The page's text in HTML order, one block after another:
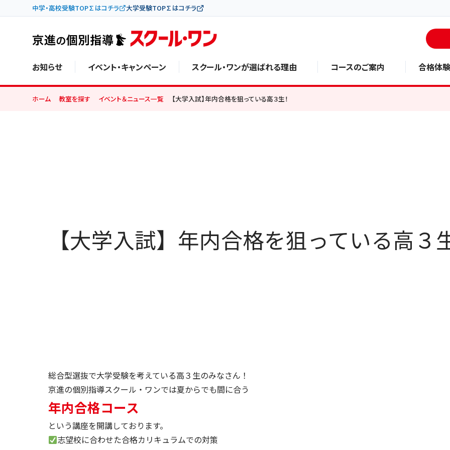
中学・高校受験TOP∑はコチラ 大学受験TOP∑はコチラ
お知らせ イベント・キャンペーン スクール・ワンが選ばれる理由 コースのご案内 合格体
ホーム 教室を探す イベント＆ニュース一覧 【大学入試】年内合格を狙っている高３生！
【大学入試】年内合格を狙っている高３
総合型選抜で大学受験を考えている高３生のみなさん！
京進の個別指導スクール・ワンでは夏からでも間に合う
年内合格コース
という講座を開講しております。
志望校に合わせた合格カリキュラムでの対策